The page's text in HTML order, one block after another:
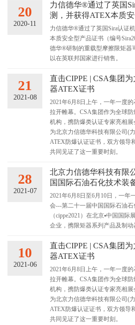
20
2020-11
力信德华®通过了英国
测，并获得ATEX本质
力信德华®通过了英国Sira认证
本质安全型产品证书（编号
德华®研制的重载型摩擦限矩器
以在英联邦国家进行销售。
21
2021-08
直击CIPPE | CSA集团
器ATEX证书
2021年6月8日上午，一年一度
拉开帷幕。CSA集团作为全球
机构，携防爆类认证专家亮相
为北京力信德华科技有限公司(
ATEX防爆认证证书，双方领导
共同见证了这一重要时刻。
28
2021-07
北京力信德华科技有限
国国际石油石化技术装
2021年6月8日至6月10日，一年
会---第二十一届中国国际石油
（cippe2021）在北京▪中国国
企业，携限矩器系列产品及制动
10
2021-06
直击CIPPE | CSA集团
器ATEX证书
2021年6月8日上午，一年一度
拉开帷幕。CSA集团作为全球
机构，携防爆类认证专家亮相
为北京力信德华科技有限公司(
ATEX防爆认证证书，双方领导
共同见证了这一重要时刻。